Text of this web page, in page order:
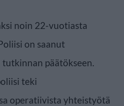
noin 22-vuotiasta
on saanut
päätökseen.
teki
operatiivista yhteistyötä